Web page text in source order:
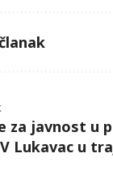
za javnost u
Lukavac u